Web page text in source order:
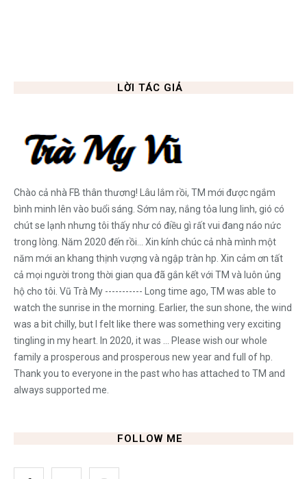
LỜI TÁC GIẢ
Chào cả nhà FB thân thương! Lâu lắm rồi, TM mới được ngắm
bình minh lên vào buổi sáng. Sớm nay, nắng tỏa lung linh, gió có
chút se lạnh nhưng tôi thấy như có điều gì rất vui đang náo nức
trong lòng. Năm 2020 đến rồi... Xin kính chúc cả nhà mình một
năm mới an khang thịnh vượng và ngập tràn hp. Xin cảm ơn tất
cả mọi người trong thời gian qua đã gắn kết với TM và luôn ủng
hộ cho tôi. Vũ Trà My ----------- Long time ago, TM was able to
watch the sunrise in the morning. Earlier, the sun shone, the wind
was a bit chilly, but I felt like there was something very exciting
tingling in my heart. In 2020, it was ... Please wish our whole
family a prosperous and prosperous new year and full of hp.
Thank you to everyone in the past who has attached to TM and
always supported me.
FOLLOW ME